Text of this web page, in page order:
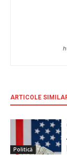
ARTICOLE
Politică